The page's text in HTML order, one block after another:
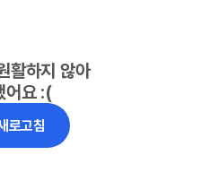
활하지 않아
어요 :(
로고침